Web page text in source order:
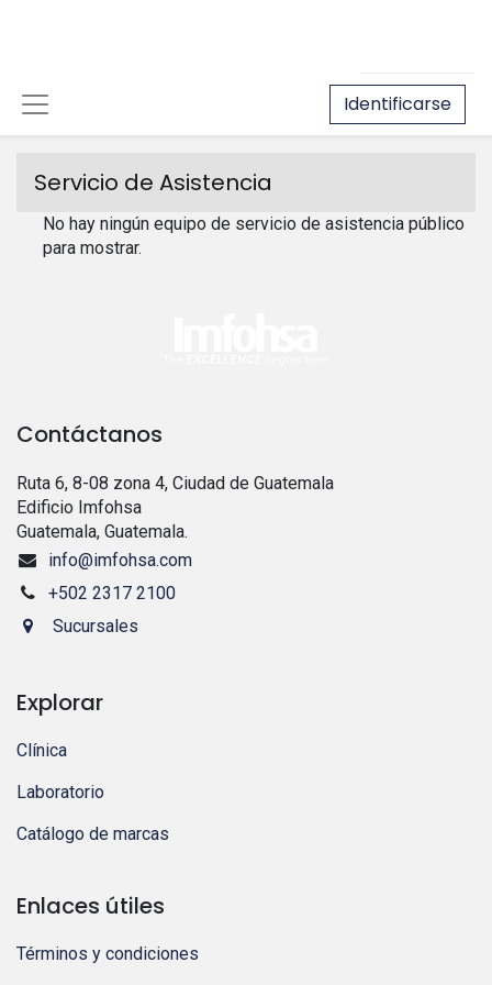
Identificarse
Servicio de Asistencia
No hay ningún equipo de servicio de asistencia público
para mostrar.
Contáctanos
Ruta 6, 8-08 zona 4, Ciudad de Guatemala
Edificio Imfohsa
Guatemala, Guatemala.
info@imfohsa.com
+502 2317 2100
Sucursales
Explorar
Clínica
Laboratorio
Catálogo de marcas
Enlaces útiles
Términos y condiciones